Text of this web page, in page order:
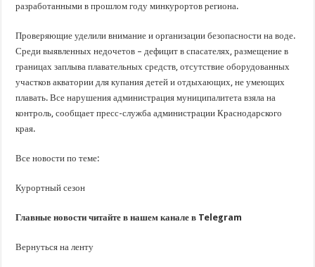
разработанными в прошлом году минкурортов региона.
Проверяющие уделили внимание и организации безопасности на воде.
Среди выявленных недочетов – дефицит в спасателях, размещение в
границах заплыва плавательных средств, отсутствие оборудованных
участков акватории для купания детей и отдыхающих, не умеющих
плавать. Все нарушения администрация муниципалитета взяла на
контроль, сообщает пресс-служба администрации Краснодарского
края.
Все новости по теме:
Курортный сезон
Главные новости читайте в нашем канале в Telegram
Вернуться на ленту